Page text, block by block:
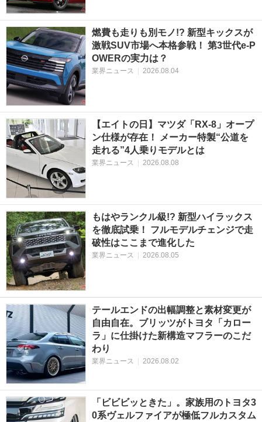
燃費も走りも別モノ!? 新型キックスが
激戦SUV市場へ本格参戦！ 第3世代e-P
OWERの実力は？
業界ニュース | 2026.08.04
【エイトの日】マツダ「RX-8」オープ
ン仕様が存在！ メーカー特製“公道を
走れる”4人乗りモデルとは
業界ニュース 2026.08.08
もはやランクル級!? 新型ハイラックス
を徹底試乗！ フルモデルチェンジで走
破性はここまで進化した
業界ニュース 2026.08.05
テールエンドの出幅調整と素材変更が
自由自在。ブリッツがトヨタ「カロー
ラ」に仕掛けた新構造マフラーのこだ
わり
業界ニュース 2026.08.02
「ビビビッときた」。家族用のトヨタ3
0系ヴェルファイアが極低フルカスタム